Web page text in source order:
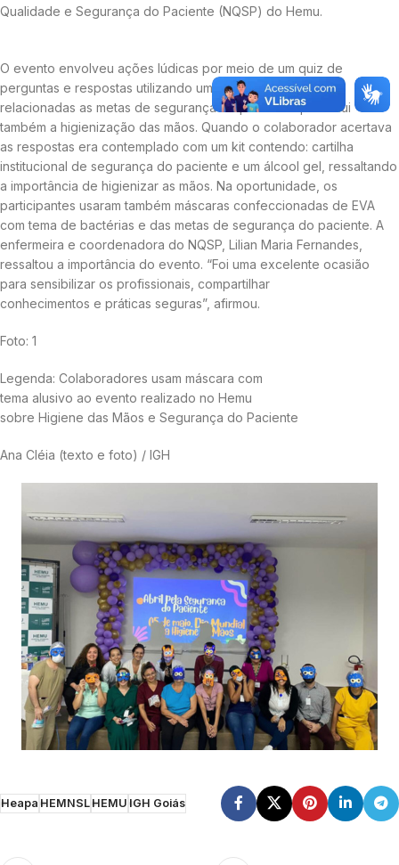
Qualidade e Segurança do Paciente (NQSP) do Hemu.
O evento envolveu ações lúdicas por meio de um quiz de
perguntas e respostas utilizando um dado, com perguntas
relacionadas as metas de segurança do paciente que inclui
também a higienização das mãos. Quando o colaborador acertava
as respostas era contemplado com um kit contendo: cartilha
institucional de segurança do paciente e um álcool gel, ressaltando
a importância de higienizar as mãos. Na oportunidade, os
participantes usaram também máscaras confeccionadas de EVA
com tema de bactérias e das metas de segurança do paciente. A
enfermeira e coordenadora do NQSP, Lilian Maria Fernandes,
ressaltou a importância do evento. “Foi uma excelente ocasião
para sensibilizar os profissionais, compartilhar
conhecimentos e práticas seguras”, afirmou.
Foto: 1
Legenda: Colaboradores usam máscara com
tema alusivo ao evento realizado no Hemu
sobre Higiene das Mãos e Segurança do Paciente
Ana Cléia (texto e foto) / IGH
Heapa HEMNSLHEMU IGH Goiás